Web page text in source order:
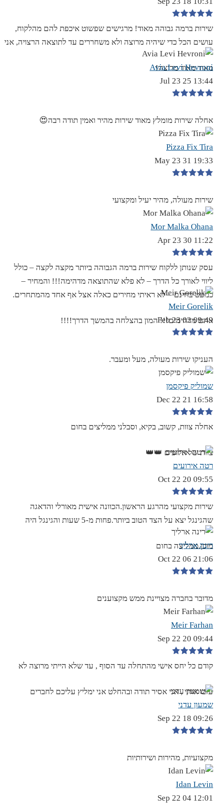
שירות ברמה גבוהה מאוד! מרגישים שפשוט איכפת להם מהלקוח,
עושים הכל כדי שיהיה מרוצה ולא משחררים עד לתוצאה הרצויה, אני
מאוד מאוד מרוצה!
Avia Levi Hevroni
13:44 25 Jul 23
אחלה שירות מומלץ מאוד שירות מהיר ואמין תודה רבה😍
Pizza Fix Tira
19:33 31 May 23
שירות מעולה, מהיר יעיל ומקצועי
Mor Malka Ohana
11:22 30 Apr 23
עסק שנותן ללקוח שירות ברמה הגבוהה ביותר מקצה לקצה – כולל
ליווי לאורך כל הדרך – לא פלא שהתוצאה מדהימה!!! והמחיר –
כמעט בחינם – לא ראיתי מחירים כאלה אצל אף אחד מהמתחרים.
אתם מדהימים!!! המון בהצלחה בהמשך הדרך!!!!
Meir Gorelik
09:49 02 Feb 23
העניקו שירות מעולה, מעל ומעבר.
שמוליק פיקסמן
16:58 21 Dec 22
אחלה צוות, קשוב, בקיא, וסבלני ממליצים בחום
צוות של אלופים 👑👑
רטה אירועים
09:55 20 Oct 22
שירות מקצועי מהרגע הראשון.הכוונה אישית מאורלי והדאגה
שהגינגל יצא על הצד הטוב ביותר.פחות מ-5 שעות והגינגל היה
מוכן.ממליצה בחום
רינה ארליך
21:06 06 Oct 22
מדובר בחברה מצויינת ממש מקצוענים
Meir Farhan
09:44 20 Sep 22
קודם כל יחס אישי מהתחלה עד הסוף , עד שלא הייתי מרוצה לא
עזבו אותי , אני אסיר תודה ובהחלט אני ימליץ עליכם לחברים
שמעון עדני
09:26 18 Sep 22
מקצועיות, מהירות ושירותיות
Idan Levin
12:01 04 Sep 22